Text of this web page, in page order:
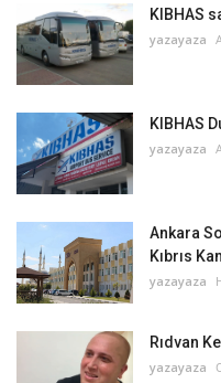
KIBHAS
yazayaza
KIBHAS
yazayaza
Ankara
Kıbrıs
yazayaza
Rıdvan
yazayaza